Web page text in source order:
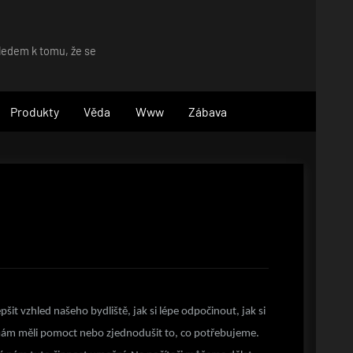
k tomu, že se
Produkty Věda Www Zábava
vzhled našeho bydliště, jak si lépe odpočinout, jak si
měli pomoct nebo zjednodušit to, co potřebujeme.